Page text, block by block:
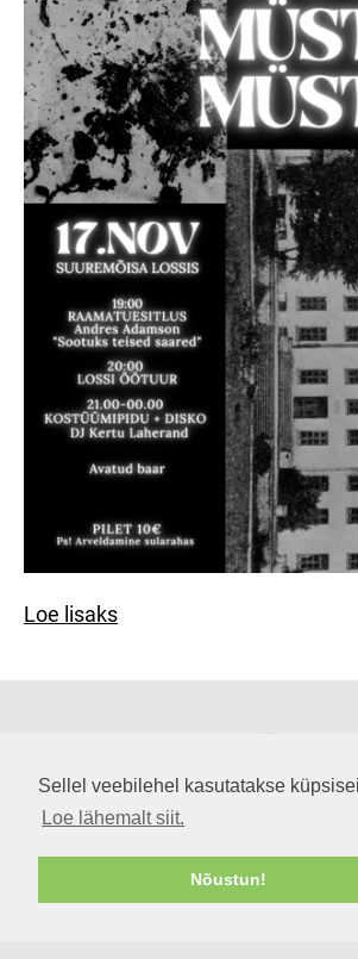
Sellel veebilehel kasutatakse
Loe lähemalt siit.
Nõustun!
Loe lisaks
info@suuremoisaloss.ee
LOSSI LAHTIOLEKUAJAD